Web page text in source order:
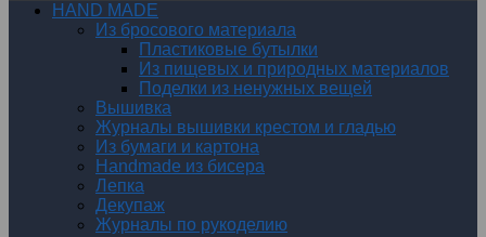
HAND MADE
Из бросового материала
Пластиковые бутылки
Из пищевых и природных материалов
Поделки из ненужных вещей
Вышивка
Журналы вышивки крестом и гладью
Из бумаги и картона
Handmade из бисера
Лепка
Декупаж
Журналы по рукоделию